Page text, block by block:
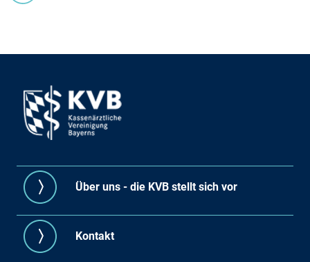
Über uns - die KVB stellt sich vor
Kontakt